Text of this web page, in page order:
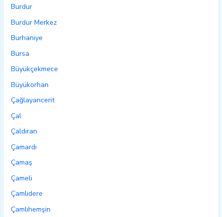
Burdur
Burdur Merkez
Burhaniye
Bursa
Büyükçekmece
Büyükorhan
Çağlayancerit
Çal
Çaldıran
Çamardı
Çamaş
Çameli
Çamlıdere
Çamlıhemşin